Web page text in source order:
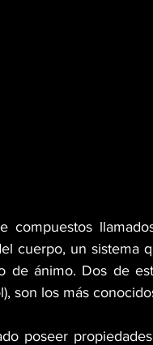
compuestos
cuerpo, un sistema
de ánimo. Dos de
son los más
poseer